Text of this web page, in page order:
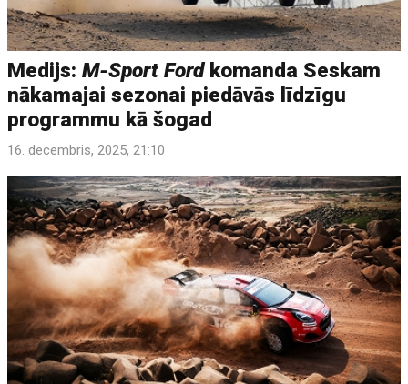
Medijs:M-Sport Fordkomanda Seskam
nākamajai sezonai piedāvās līdzīgu
programmu kā šogad
16. decembris, 2025, 21:10